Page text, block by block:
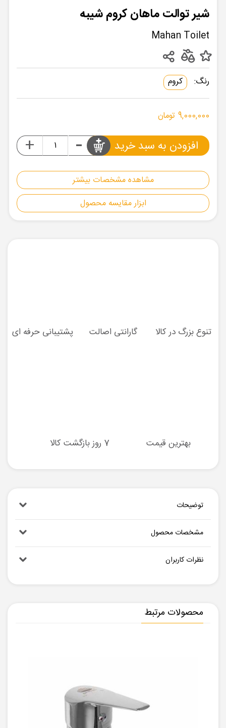
شیر توالت ماهان کروم شیبه
Mahan Toilet
مشاهده مشخصات بیشتر
ابزار مقایسه محصول
رنگ: کروم
9,000,000 تومان
-
+ افزودن به سبد خرید
تنوع بزرگ در کالا گارانتی اصالت پشتیبانی حرفه ای
بهترین قیمت 7 روز بازگشت کالا
توضیحات
مشخصات محصول
نظرات کاربران
محصولات مرتبط